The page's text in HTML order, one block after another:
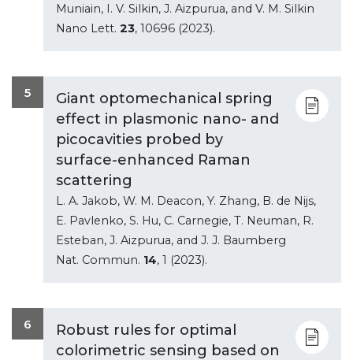
Muniain, I. V. Silkin, J. Aizpurua, and V. M. Silkin
Nano Lett. 23, 10696 (2023).
5
Giant optomechanical spring
effect in plasmonic nano- and
picocavities probed by
surface-enhanced Raman
scattering
L. A. Jakob, W. M. Deacon, Y. Zhang, B. de Nijs,
E. Pavlenko, S. Hu, C. Carnegie, T. Neuman, R.
Esteban, J. Aizpurua, and J. J. Baumberg
Nat. Commun. 14, 1 (2023).
6
Robust rules for optimal
colorimetric sensing based on